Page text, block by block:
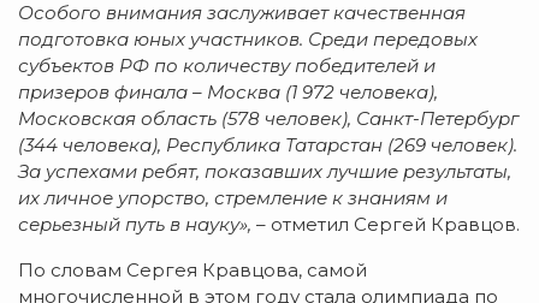
Особого внимания заслуживает качественная
подготовка юных участников. Среди передовых
субъектов РФ по количеству победителей и
призеров финала – Москва (1 972 человека),
Московская область (578 человек), Санкт-Петербург
(344 человека), Республика Татарстан (269 человек).
За успехами ребят, показавших лучшие результаты,
их личное упорство, стремление к знаниям и
серьезный путь в науку», – отметил Сергей Кравцов.
По словам Сергея Кравцова, самой
многочисленной в этом году стала олимпиада по